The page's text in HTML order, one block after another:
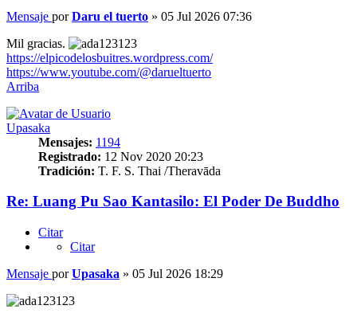
Mensaje porDaru el tuerto » 05 Jul 2026 07:36
Mil gracias.
https://elpicodelosbuitres.wordpress.com/
https://www.youtube.com/@darueltuerto
Arriba
Upasaka
Mensajes: 1194
Registrado: 12 Nov 2020 20:23
Tradición: T. F. S. Thai /Theravāda
Re: Luang Pu Sao Kantasilo: El Poder De Buddho
Citar
Citar
Mensaje porUpasaka » 05 Jul 2026 18:29